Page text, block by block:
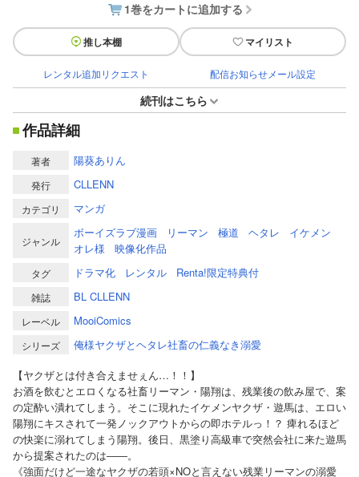
1巻をカートに追加する
推し本棚 マイリスト
レンタル追加リクエスト 配信お知らせメール設定
続刊はこちら
作品詳細
著者 陽葵ありん
発行 CLLENN
カテゴリ マンガ
ジャンル
ボーイズラブ漫画 リーマン 極道 ヘタレ
イケメン
オレ様
映像化作品
タグ ドラマ化 レンタル Renta!限定特典付
雑誌 BL CLLENN
レーベル MooiComics
シリーズ
俺様ヤクザとヘタレ社畜の仁義なき溺愛
【ヤクザとは付き合えませぇん…！！】
お酒を飲むとエロくなる社畜リーマン・陽翔は、残業後の飲み屋で、案
の定酔い潰れてしまう。そこに現れたイケメンヤクザ・遊馬は、エロい
陽翔にキスされて一発ノックアウトからの即ホテルっ！？ 痺れるほど
の快楽に溺れてしまう陽翔。後日、黒塗り高級車で突然会社に来た遊馬
から提案されたのは――。
《強面だけど一途なヤクザの若頭×NOと言えない残業リーマンの溺愛